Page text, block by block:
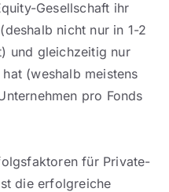
Gesellschaft ihr
nicht nur in 1-2
und gleichzeitig nur
(weshalb meistens
pro Fonds
für Private-
die erfolgreiche